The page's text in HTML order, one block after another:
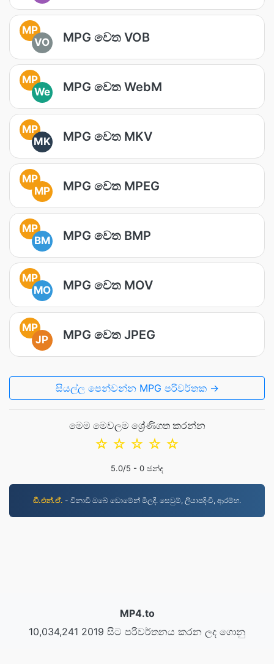
MP
VO
MPG වෙත VOB
MP
We
MPG වෙත WebM
MP
MK
MPG වෙත MKV
MP
MP
MPG වෙත MPEG
MP
BM
MPG වෙත BMP
MP
MO
MPG වෙත MOV
MP
JP
MPG වෙත JPEG
සියල්ල පෙන්වන්න MPG පරිවර්තක →
මෙම මෙවලම ශ්‍රේණිගත කරන්න
☆
☆
☆
☆
☆
5.0/5 - 0 ඡන්ද
ඩී.එන්.ඒ. - විනාඩි ඔබේ ඩොමේන් මිලදී. සෙවුම්, ලියාපදිංචි, ආරම්භ.
MP4.to
10,034,241 2019 සිට පරිවර්තනය කරන ලද ගොනු